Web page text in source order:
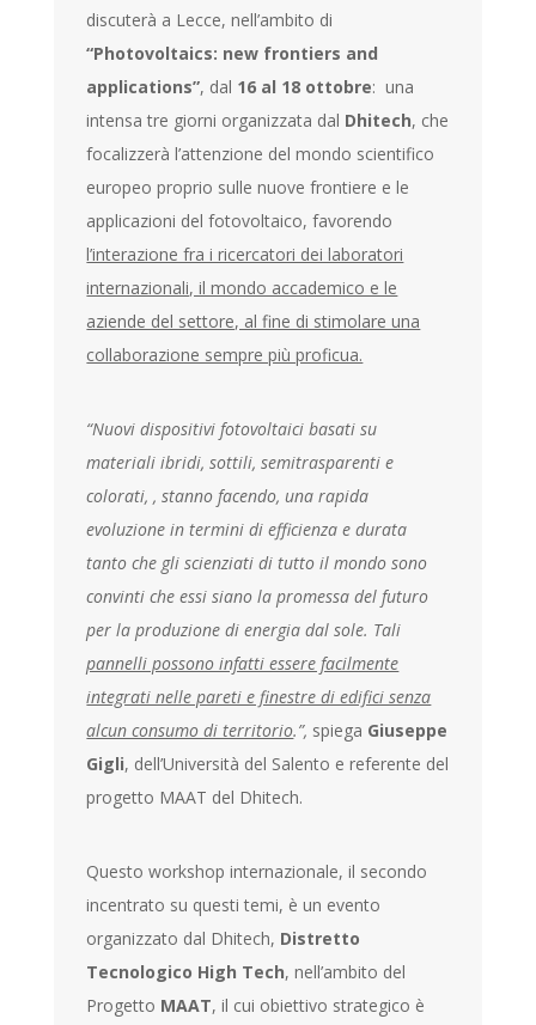
discuterà a Lecce, nell’ambito di
“Photovoltaics: new frontiers and
applications”, dal 16 al 18 ottobre: una
intensa tre giorni organizzata dal Dhitech, che
focalizzerà l’attenzione del mondo scientifico
europeo proprio sulle nuove frontiere e le
applicazioni del fotovoltaico, favorendo
l’interazione fra i ricercatori dei laboratori
internazionali, il mondo accademico e le
aziende del settore, al fine di stimolare una
collaborazione sempre più proficua.
“Nuovi dispositivi fotovoltaici basati su
materiali ibridi, sottili, semitrasparenti e
colorati, , stanno facendo, una rapida
evoluzione in termini di efficienza e durata
tanto che gli scienziati di tutto il mondo sono
convinti che essi siano la promessa del futuro
per la produzione di energia dal sole. Tali
pannelli possono infatti essere facilmente
integrati nelle pareti e finestre di edifici senza
alcun consumo di territorio.”, spiega Giuseppe
Gigli, dell’Università del Salento e referente del
progetto MAAT del Dhitech.
Questo workshop internazionale, il secondo
incentrato su questi temi, è un evento
organizzato dal Dhitech, Distretto
Tecnologico High Tech, nell’ambito del
Progetto MAAT, il cui obiettivo strategico è